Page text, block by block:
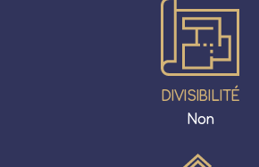
DIVISIBILITÉ
Non